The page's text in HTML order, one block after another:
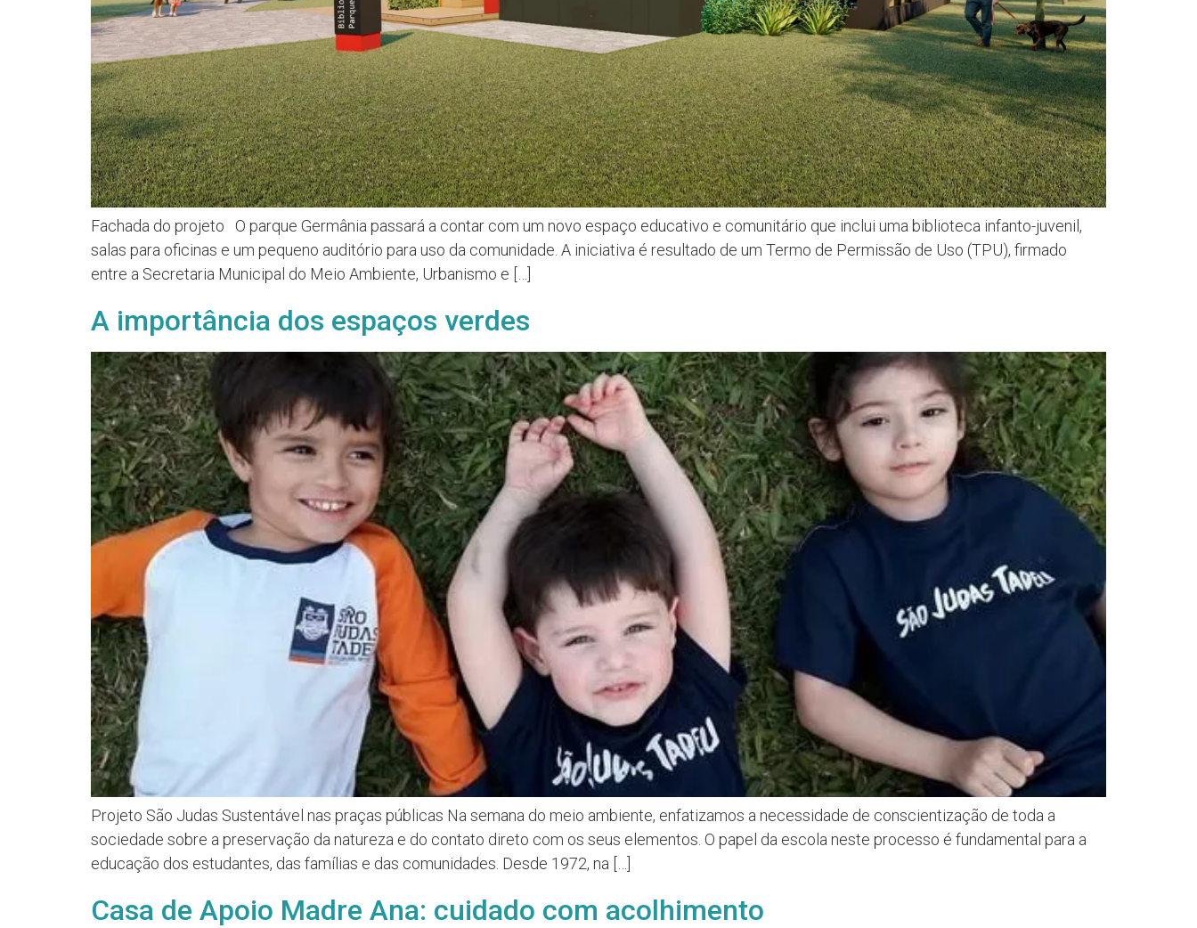
Fachada do projeto O parque Germânia passará a contar com um novo espaço educativo e comunitário que inclui uma biblioteca infanto-juvenil,
salas para oficinas e um pequeno auditório para uso da comunidade. A iniciativa é resultado de um Termo de Permissão de Uso (TPU), firmado
entre a Secretaria Municipal do Meio Ambiente, Urbanismo e […]
A importância dos espaços verdes
Projeto São Judas Sustentável nas praças públicas Na semana do meio ambiente, enfatizamos a necessidade de conscientização de toda a
sociedade sobre a preservação da natureza e do contato direto com os seus elementos. O papel da escola neste processo é fundamental para a
educação dos estudantes, das famílias e das comunidades. Desde 1972, na […]
Casa de Apoio Madre Ana: cuidado com acolhimento